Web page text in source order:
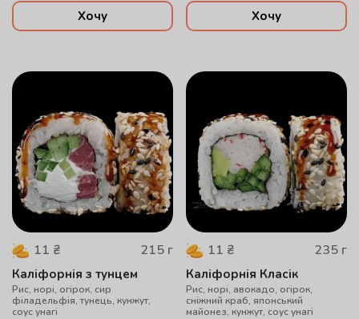
Хочу
Хочу
11 ₴ 215 г
Каліфорнія з тунцем
Рис, норі, огірок, cир
філадельфія, тунець, кунжут,
соус унагі
11 ₴ 235 г
Каліфорнія Класік
Рис, норі, авокадо, огірок,
сніжний краб, японський
майонез, кунжут, соус унагі